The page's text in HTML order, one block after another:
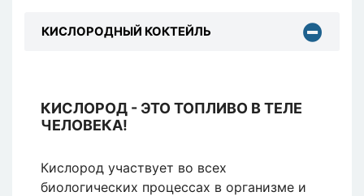
КИСЛОРОДНЫЙ КОКТЕЙЛЬ
КИСЛОРОД - ЭТО ТОПЛИВО В ТЕЛЕ
ЧЕЛОВЕКА!
Кислород участвует во всех
биологических процессах в организме и